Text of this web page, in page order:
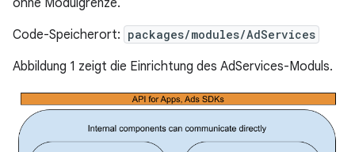
ohne Modulgrenze.
Code-Speicherort: packages/modules/AdServices
Abbildung 1 zeigt die Einrichtung des AdServices-Moduls.